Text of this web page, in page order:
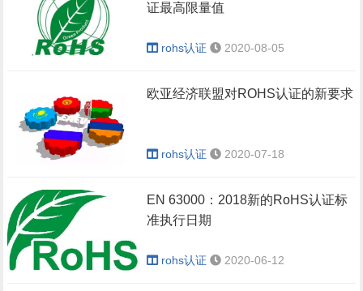
证最高限量值
rohs认证 2020-08-05
欧亚经济联盟对ROHS认证的新要求
rohs认证 2020-07-18
EN 63000：2018新的RoHS认证标
准执行日期
rohs认证 2020-06-12